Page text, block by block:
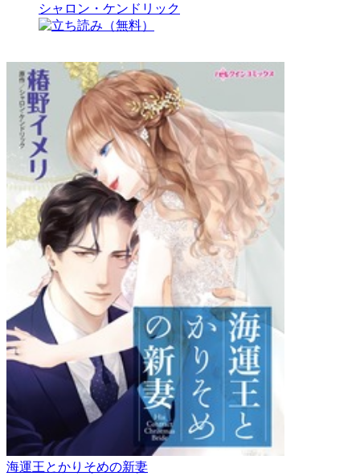
シャロン・ケンドリック
海運王とかりそめの新妻